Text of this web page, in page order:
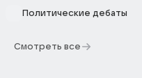
Политические дебаты
Смотреть все